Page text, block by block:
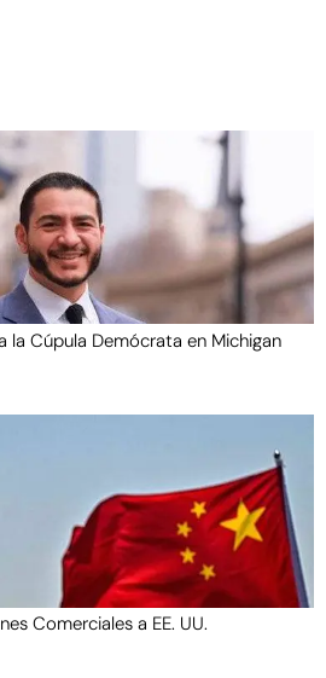
la Cúpula Demócrata en Michigan
Comerciales a EE. UU.